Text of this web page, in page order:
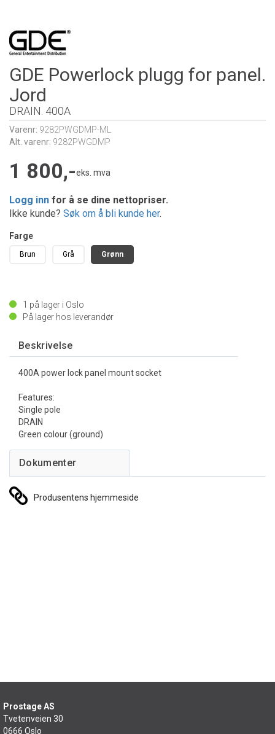
GDE Powerlock plugg for panel.
Jord
DRAIN. 400A
Varenr: 9282PWGDMP-ML
Alt. varenr: 9282PWGDMP
1 800,-eks. mva
Logg inn for å se dine nettopriser.
Ikke kunde? Søk om å bli kunde her.
Farge
Brun Grå Grønn
1 på lager i Oslo
På lager hos leverandør
Beskrivelse
400A power lock panel mount socket
Features:
Single pole
DRAIN
Green colour (ground)
Produsentens hjemmeside
Prostage AS
Tvetenveien 30
0666 Oslo